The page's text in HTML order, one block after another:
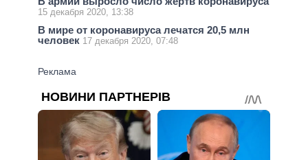
15 декабря 2020, 13:38
В мире от коронавируса лечатся 20,5 млн
человек 17 декабря 2020, 07:48